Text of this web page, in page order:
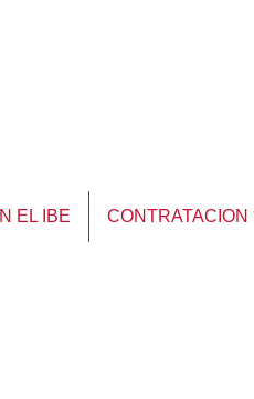
EL IBE CONTRATACION